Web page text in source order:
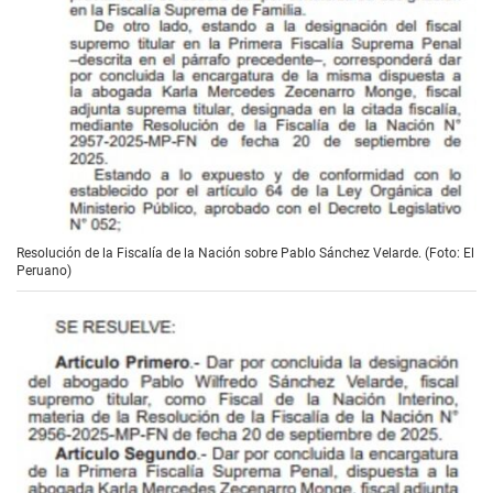
Resolución de la Fiscalía de la Nación sobre Pablo Sánchez Velarde. (Foto: El
Peruano)